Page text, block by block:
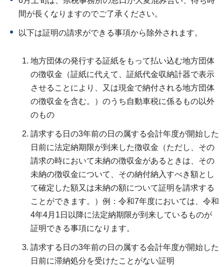
間が長くなりますのでご了承ください。
以下は証明の請求ができる事項から除外されます。
地方団体の発行する証紙をもって払い込む地方団体
の徴収金（証紙に代えて、証紙代金収納計器で表示
させることにより、又は現金で納付される地方団体
の徴収金を含む。）のうち自動車税に係るもの以外
のもの
請求する日の3年前の日の属する会計年度が開始した
日前に法定納期限が到来した徴収金（ただし、その
請求の時において未納の徴収金があるときは、その
未納の徴収金について、その納付納入すべき額とし
て確定した額又は未納の額について証明を請求する
ことができます。）例：令和7年度においては、令和
4年4月1日以降に法定納期限が到来しているものが
証明できる事項になります。
請求する日の3年前の日の属する会計年度が開始した
日前に滞納処分を受けたことがない証明